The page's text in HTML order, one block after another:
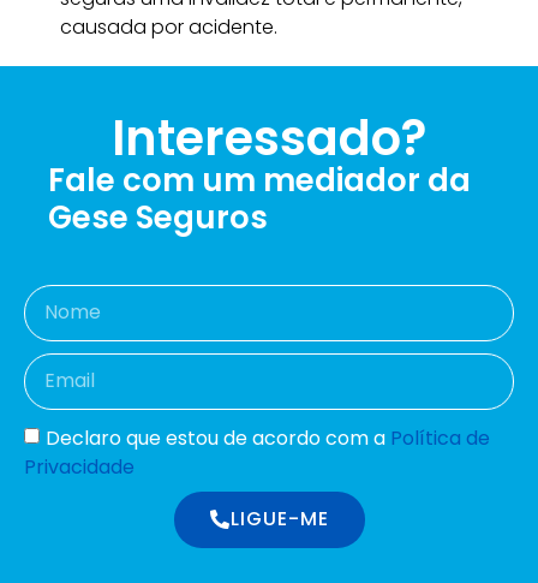
causada por acidente.
Interessado?
Fale com um mediador da
Gese Seguros
Declaro que estou de acordo com a Política de
Privacidade
LIGUE-ME